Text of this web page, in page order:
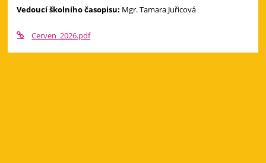
Vedoucí školního časopisu: Mgr. Tamara Juřicová
Cerven_2026.pdf